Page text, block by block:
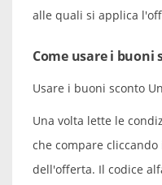
alle quali si applica
Come usare i buoni
Usare i buoni sconto
Una volta lette le
che compare
dell'offerta. Il codice